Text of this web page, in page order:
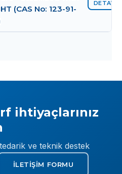
(CAS No: 123-91-
DETAYI
ihtiyaçlarınız
tedarik ve teknik destek
İLETIŞIM FORMU